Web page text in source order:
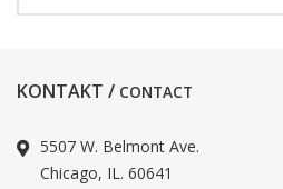
KONTAKT / CONTACT
5507 W. Belmont Ave.
Chicago, IL. 60641